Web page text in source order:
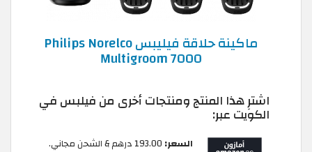
ماكينة حلاقة فيليبس Philips Norelco
Multigroom 7000
اشترِ هذا المنتج ومنتجات أخرى من فيلبس في
الكويت عبر:
السعر: